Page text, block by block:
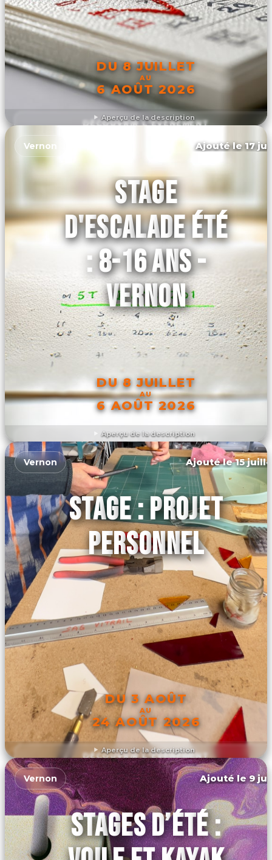
Aperçu de la description
DU 8 JUILLET
AU
6 AOÛT 2026
DÉCOUVRIR L'ÉVÉNEMENT
Aperçu de la description
Vernon Ajouté le 17
STAGE
D'ESCALADE ÉTÉ
: 8-16 ANS -
VERNON
DU 8 JUILLET
AU
6 AOÛT 2026
DÉCOUVRIR L'ÉVÉNEMENT
Aperçu de la description
Vernon Ajouté le 15
STAGE : PROJET
PERSONNEL
DU 3 AOÛT
AU
24 AOÛT 2026
DÉCOUVRIR L'ÉVÉNEMENT
Vernon Ajouté le 9
STAGES D’ÉTÉ :